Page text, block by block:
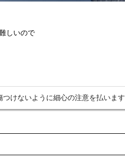
しいので
つけないように細心の注意を払います